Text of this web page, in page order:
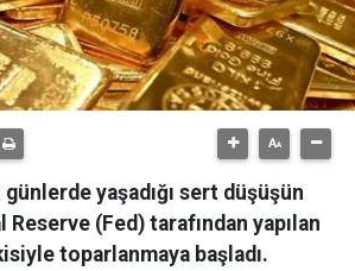
yaşadığı sert düşüşün
Reserve (Fed) tarafından yapılan
toparlanmaya başladı.